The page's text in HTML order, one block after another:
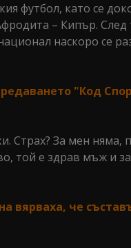
футбол, като се
– Кипър. След
наскоро се
"Код
Страх? За мен няма,
той е здрав мъж и
вярваха, че